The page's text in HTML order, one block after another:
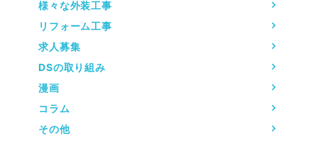
様々な外装工事
リフォーム工事
求人募集
DSの取り組み
漫画
コラム
その他